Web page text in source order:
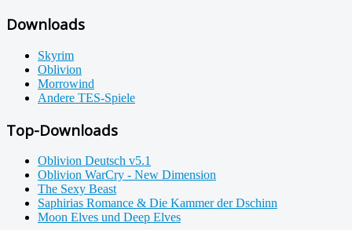
Downloads
Skyrim
Oblivion
Morrowind
Andere TES-Spiele
Top-Downloads
Oblivion Deutsch v5.1
Oblivion WarCry - New Dimension
The Sexy Beast
Saphirias Romance & Die Kammer der Dschinn
Moon Elves und Deep Elves